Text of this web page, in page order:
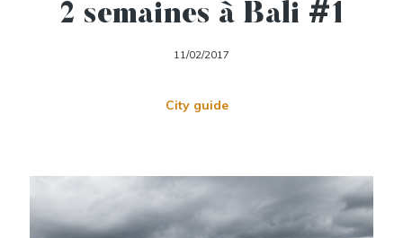
2 semaines à Bali #1
11/02/2017
City guide